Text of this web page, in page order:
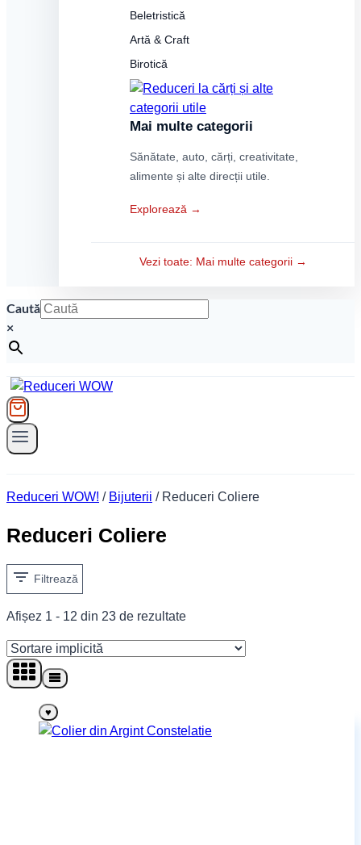
Beletristică
Artă & Craft
Birotică
Mai multe categorii
Sănătate, auto, cărți, creativitate,
alimente și alte direcții utile.
Explorează →
Vezi toate: Mai multe categorii →
Caută
×
Reduceri WOW! / Bijuterii / Reduceri Coliere
Reduceri Coliere
Filtrează
Afișez 1 - 12 din 23 de rezultate
♥